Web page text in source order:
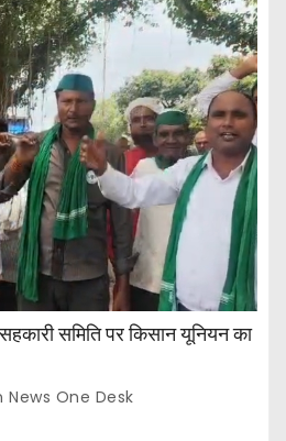
समिति पर किसान यूनियन का
News One Desk